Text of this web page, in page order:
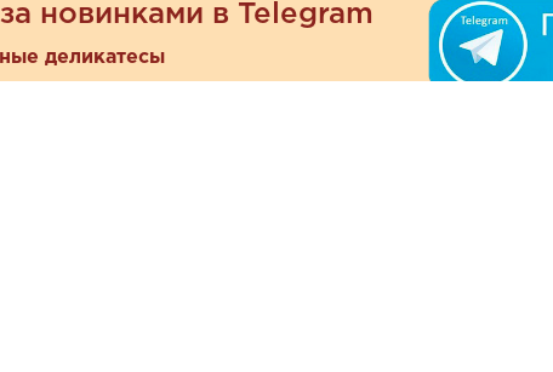
новинками в Telegram
деликатесы